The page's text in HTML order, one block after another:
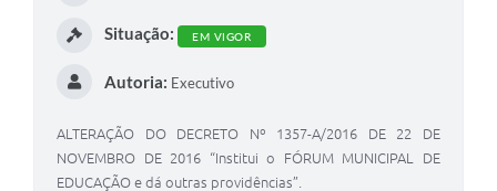
Situação: EM VIGOR
Autoria: Executivo
ALTERAÇÃO DO DECRETO Nº 1357-A/2016 DE 22 DE
NOVEMBRO DE 2016 “Institui o FÓRUM MUNICIPAL DE
EDUCAÇÃO e dá outras providências”.